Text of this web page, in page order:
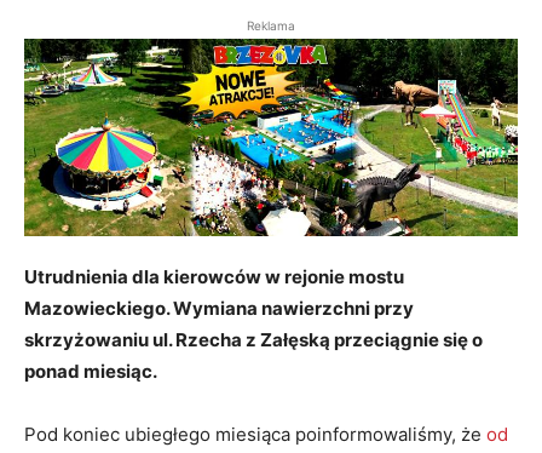
Reklama
Utrudnienia dla kierowców w rejonie mostu
Mazowieckiego. Wymiana nawierzchni przy
skrzyżowaniu ul. Rzecha z Załęską przeciągnie się o
ponad miesiąc.
Pod koniec ubiegłego miesiąca poinformowaliśmy, że od